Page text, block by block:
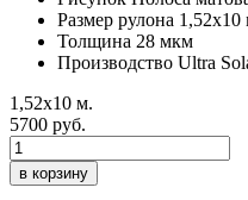
Размер рулона 1,52х10
Толщина 28 мкм
Производство Ultra
1,52х10 м.
5700 руб.
в корзину